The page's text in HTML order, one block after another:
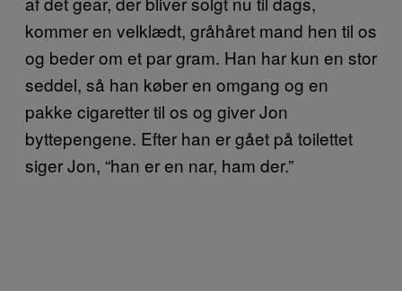
kommer en velklædt, gråhåret mand hen til os
og beder om et par gram. Han har kun en stor
seddel, så han køber en omgang og en
pakke cigaretter til os og giver Jon
byttepengene. Efter han er gået på toilettet
siger Jon, “han er en nar, ham der.”